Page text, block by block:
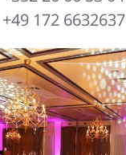
+49 172 6632637